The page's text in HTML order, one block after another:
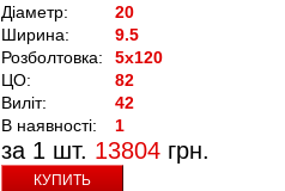
Діаметр:
20
Ширина:
9.5
Розболтовка:
5x120
ЦО:
82
Виліт:
42
В наявності:
1
за 1 шт. 13804 грн.
КУПИТЬ